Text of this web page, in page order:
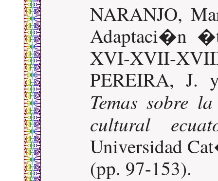
NARANJO,
Adaptaci�n
XVI-XVII-
PEREIRA, J.
Temas sobre
cultural
Universidad
(pp. 97-153).